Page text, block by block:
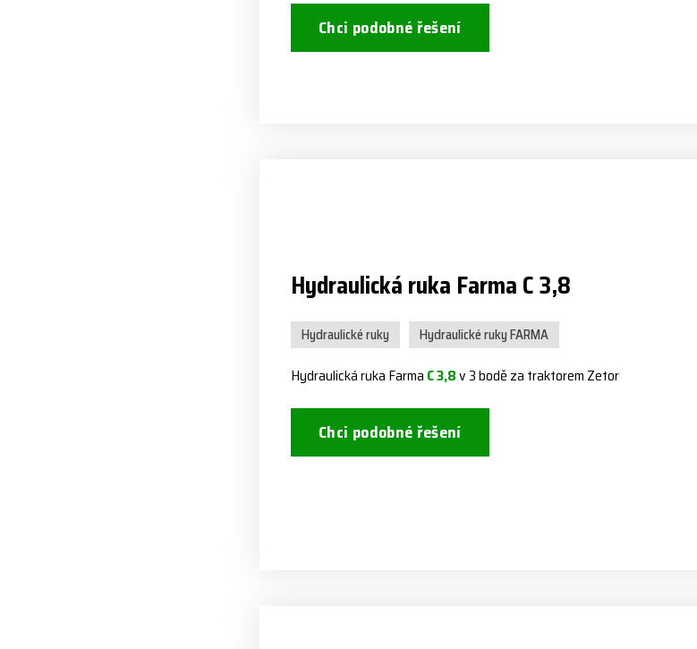
Chci podobné řešení
Hydraulická ruka Farma C 3,8
Hydraulické ruky Hydraulické ruky FARMA
Hydraulická ruka Farma C 3,8v 3 bodě za traktorem Zetor
Chci podobné řešení